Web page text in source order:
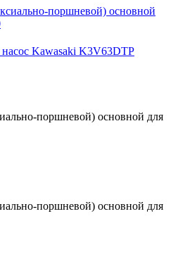
Kawasaki K3V63DTP
поршневой) основной для
поршневой) основной для